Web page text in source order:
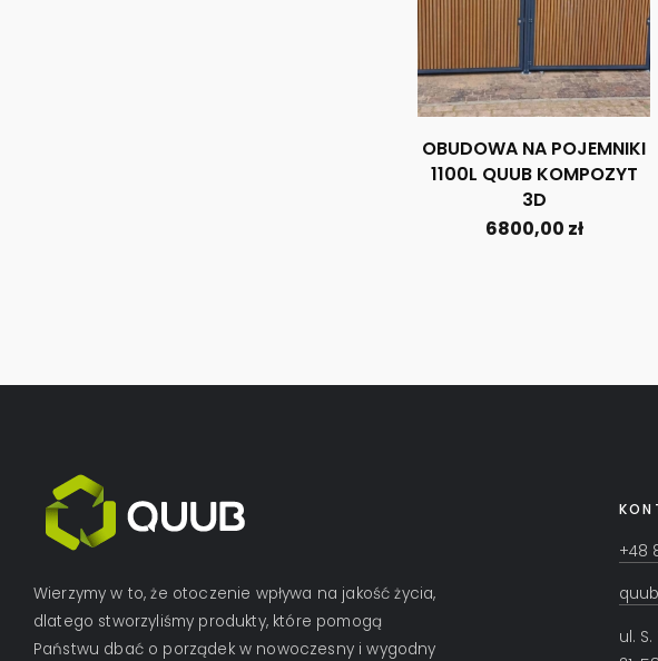
OBUDOWA NA POJEMNIKI
1100L QUUB KOMPOZYT
3D
6800,00 zł
Wierzymy w to, że otoczenie wpływa na jakość życia,
dlatego stworzyliśmy produkty, które pomogą
Państwu dbać o porządek w nowoczesny i wygodny
+48
ul.